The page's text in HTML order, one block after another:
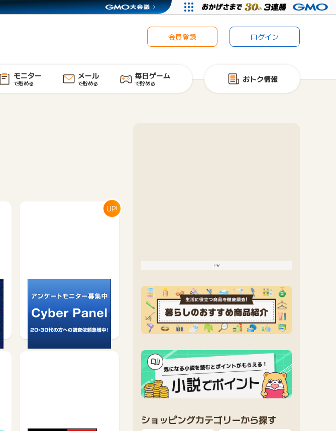
会員登録 ログイン
モニター
で貯める
メール
で貯める
毎日ゲーム
で貯める おトク情報
無料会員登録で
500 750
UP!
PR
ショッピングカテゴリーから探す